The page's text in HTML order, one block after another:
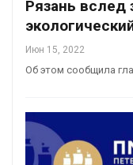
Рязань вслед
Июн 15, 2022
Об этом сообщила